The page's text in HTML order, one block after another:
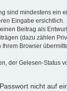
sind mindestens ein
Eingabe ersichtlich.
Beitrag als
(dazu zählen
Browser
der Gelesen-Status
nicht auf